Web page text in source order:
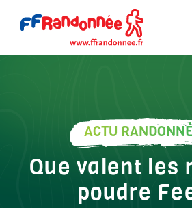
ACTU
Que valent les
poudre